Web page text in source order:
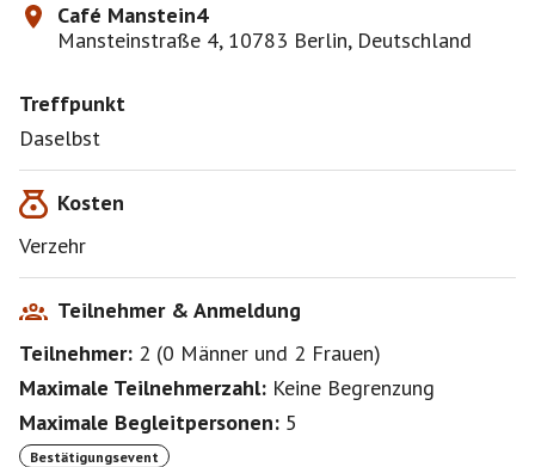
Café Manstein4
Mansteinstraße 4, 10783 Berlin, Deutschland
Treffpunkt
Daselbst
Kosten
Verzehr
Teilnehmer & Anmeldung
Teilnehmer: 2 (0 Männer und 2 Frauen)
Maximale Teilnehmerzahl: Keine Begrenzung
Maximale Begleitpersonen: 5
Bestätigungsevent